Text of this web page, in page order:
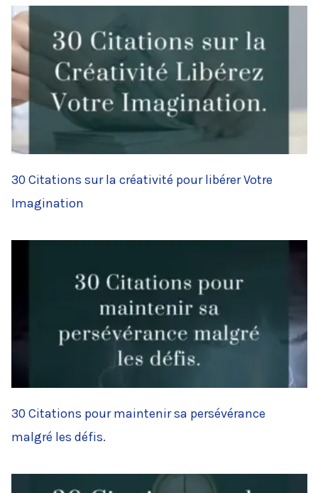
30 Citations sur la créativité pour libérer Votre
Imagination
30 Citations pour maintenir sa persévérance
malgré les défis.